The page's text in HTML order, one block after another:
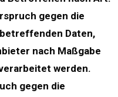
gegen die
Daten,
nach Maßgabe
werden.
gegen die